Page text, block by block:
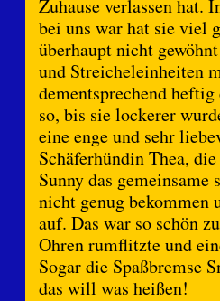
Zuhause verlassen hat.
bei uns war hat sie viel
überhaupt nicht
und Streicheleinheiten
dementsprechend
so, bis sie lockerer
eine enge und sehr
Schäferhündin Thea,
Sunny das
nicht genug bekommen
auf. Das war so schön
Ohren rumflitzte und
Sogar die Spaßbremse
das will was heißen!